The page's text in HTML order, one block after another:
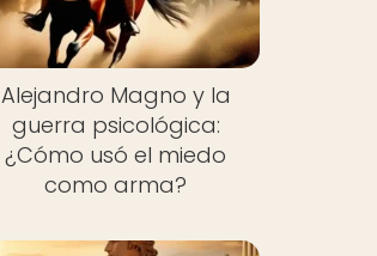
Alejandro Magno y la
guerra psicológica:
¿Cómo usó el miedo
como arma?